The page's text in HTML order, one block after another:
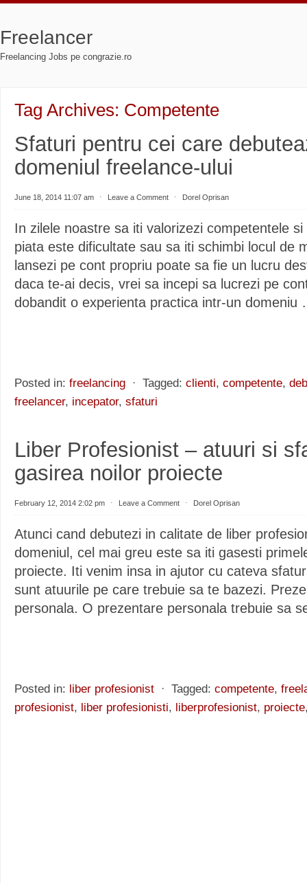
Freelancer
Freelancing Jobs pe congrazie.ro
Tag Archives: Competente
Sfaturi pentru cei care
domeniul freelance-ului
June 18, 2014 11:07 am ⋅ Leave a Comment ⋅ Dorel Oprisan
In zilele noastre sa iti valorizezi competentele
piata este dificultate sau sa iti schimbi locul de
lansezi pe cont propriu poate sa fie un lucru
daca te-ai decis, vrei sa incepi sa lucrezi pe
dobandit o experienta practica intr-un domeniu
Posted in: freelancing ⋅ Tagged: clienti, competente,
freelancer, incepator, sfaturi
Liber Profesionist – atuuri si
gasirea noilor proiecte
February 12, 2014 2:02 pm ⋅ Leave a Comment ⋅ Dorel Oprisan
Atunci cand debutezi in calitate de liber
domeniul, cel mai greu este sa iti gasesti
proiecte. Iti venim insa in ajutor cu cateva
sunt atuurile pe care trebuie sa te bazezi.
personala. O prezentare personala trebuie sa
Posted in: liber profesionist ⋅ Tagged: competente,
profesionist, liber profesionisti, liberprofesionist, proiecte